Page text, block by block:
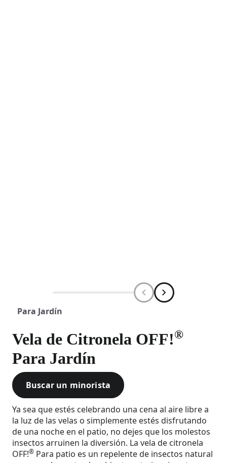
Para Jardín
Vela de Citronela OFF!®
Para Jardín
Buscar un minorista
Ya sea que estés celebrando una cena al aire libre a
la luz de las velas o simplemente estés disfrutando
de una noche en el patio, no dejes que los molestos
insectos arruinen la diversión. La vela de citronela
OFF!® Para patio es un repelente de insectos natural